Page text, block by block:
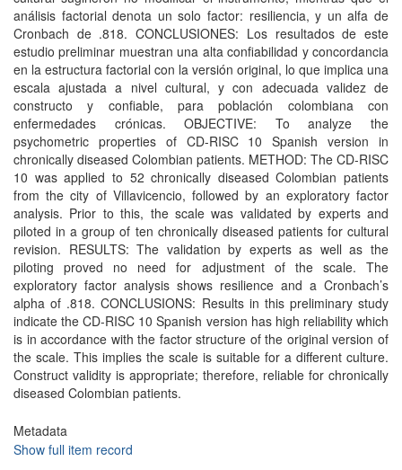
análisis factorial denota un solo factor: resiliencia, y un alfa de
Cronbach de .818. CONCLUSIONES: Los resultados de este
estudio preliminar muestran una alta confiabilidad y concordancia
en la estructura factorial con la versión original, lo que implica una
escala ajustada a nivel cultural, y con adecuada validez de
constructo y confiable, para población colombiana con
enfermedades crónicas. OBJECTIVE: To analyze the
psychometric properties of CD-RISC 10 Spanish version in
chronically diseased Colombian patients. METHOD: The CD-RISC
10 was applied to 52 chronically diseased Colombian patients
from the city of Villavicencio, followed by an exploratory factor
analysis. Prior to this, the scale was validated by experts and
piloted in a group of ten chronically diseased patients for cultural
revision. RESULTS: The validation by experts as well as the
piloting proved no need for adjustment of the scale. The
exploratory factor analysis shows resilience and a Cronbach’s
alpha of .818. CONCLUSIONS: Results in this preliminary study
indicate the CD-RISC 10 Spanish version has high reliability which
is in accordance with the factor structure of the original version of
the scale. This implies the scale is suitable for a different culture.
Construct validity is appropriate; therefore, reliable for chronically
diseased Colombian patients.
Metadata
Show full item record